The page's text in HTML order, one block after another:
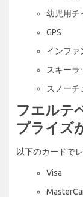
幼児用チ
GPS
インファ
スキーラ
スノーチ
フエルテ
プライズ
以下のカードで
Visa